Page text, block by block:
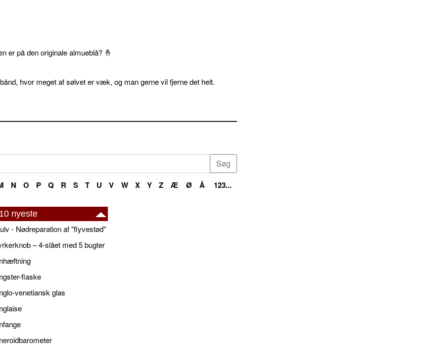
er på den originale almueblå? 🤞
hvor meget af sølvet er væk, og man gerne vil fjerne det helt.
N O P Q R S T U V W X Y Z Æ Ø Å 123...
10 nyeste
- Nødreparation af "flyvestød"
– 4-slået med 5 bugter
flaske
venetiansk glas